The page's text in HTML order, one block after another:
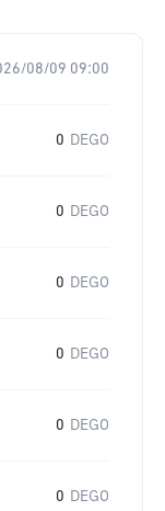
08/09 09:00
0 DEGO
0 DEGO
0 DEGO
0 DEGO
0 DEGO
0 DEGO